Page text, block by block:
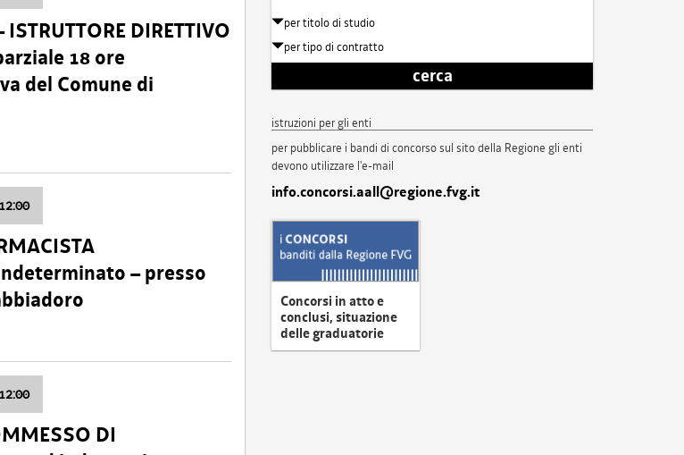
DIRETTIVO
18 ore
del Comune di
– presso
DI
per titolo di studio
per tipo di contratto
cerca
istruzioni per gli enti
per pubblicare i bandi di concorso sul sito della Regione gli enti
devono utilizzare l'e-mail
info.concorsi.aall@regione.fvg.it
Concorsi in atto e
conclusi, situazione
delle graduatorie